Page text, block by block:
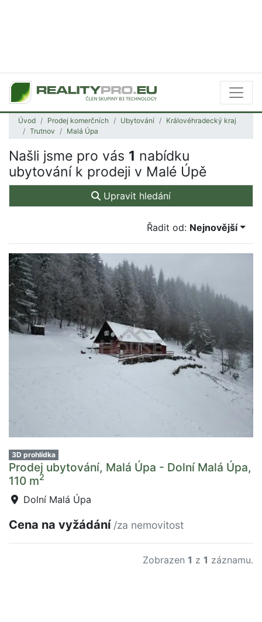
Úvod Prodej komerčních Ubytování
Královéhradecký kraj
Trutnov
Malá Úpa
Našli jsme pro vás 1 nabídku
ubytování k prodeji v Malé Úpě
Upravit hledání
Řadit od: Nejnovější
3D prohlídka
Prodej ubytování, Malá Úpa - Dolní Malá Úpa,
110 m2
Dolní Malá Úpa
Cena na vyžádání /za nemovitost
Zobrazen 1 z 1 záznamu.